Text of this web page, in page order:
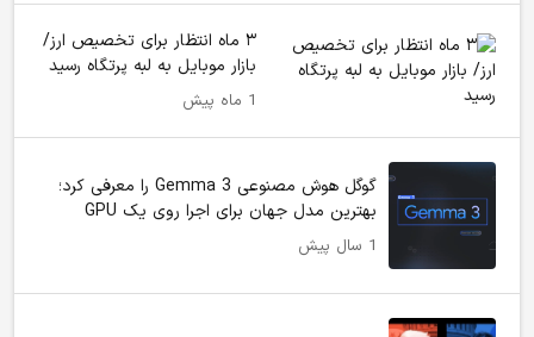
۳ ماه انتظار برای تخصیص ارز/
بازار موبایل به لبه پرتگاه رسید
1 ماه پیش
گوگل هوش مصنوعی Gemma 3 را معرفی کرد؛
بهترین مدل جهان برای اجرا روی یک GPU
1 سال پیش